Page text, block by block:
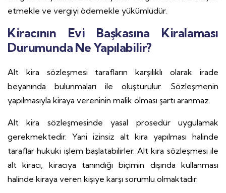
etmekle ve vergiyi ödemekle yükümlüdür.
Kiracının Evi Başkasına Kiralaması
Durumunda Ne Yapılabilir?
Alt kira sözleşmesi tarafların karşılıklı olarak irade
beyanında bulunmaları ile oluşturulur. Sözleşmenin
yapılmasıyla kiraya vereninin malik olması şartı aranmaz.
Alt kira sözleşmesinde yasal prosedür uygulamak
gerekmektedir. Yani izinsiz alt kira yapılması halinde
taraflar hukuki işlem başlatabilirler. Alt kira sözleşmesi ile
alt kiracı, kiracıya tanındığı biçimin dışında kullanması
halinde kiraya veren kişiye karşı sorumlu olmaktadır.